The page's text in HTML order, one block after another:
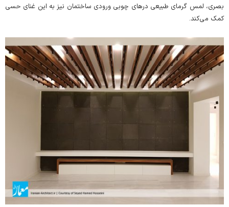
بصری، لمس گرمای طبیعی درهای چوبی ورودی ساختمان نیز به این غنای حسی
کمک می‌کند.